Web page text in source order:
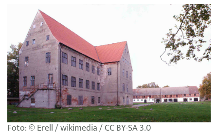
Foto: © Erell / wikimedia / CC BY-SA 3.0